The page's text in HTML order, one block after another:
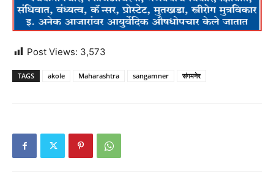
Post Views: 3,573
TAGS akole Maharashtra sangamner संगमनेर